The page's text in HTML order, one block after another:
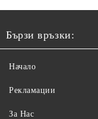
НА
Бързи връзки:
Начало
Рекламации
За Нас